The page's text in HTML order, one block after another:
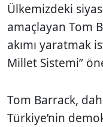
Ülkemizdeki
amaçlayan Tom
akımı yaratmak
Millet Sistemi”
Tom Barrack,
Türkiye’nin